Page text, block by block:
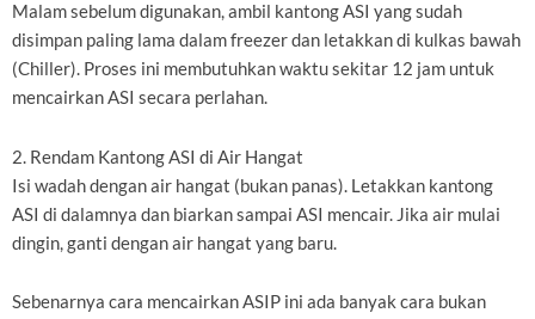
Malam sebelum digunakan, ambil kantong ASI yang sudah
disimpan paling lama dalam freezer dan letakkan di kulkas bawah
(Chiller). Proses ini membutuhkan waktu sekitar 12 jam untuk
mencairkan ASI secara perlahan.
2. Rendam Kantong ASI di Air Hangat
Isi wadah dengan air hangat (bukan panas). Letakkan kantong
ASI di dalamnya dan biarkan sampai ASI mencair. Jika air mulai
dingin, ganti dengan air hangat yang baru.
Sebenarnya cara mencairkan ASIP ini ada banyak cara bukan